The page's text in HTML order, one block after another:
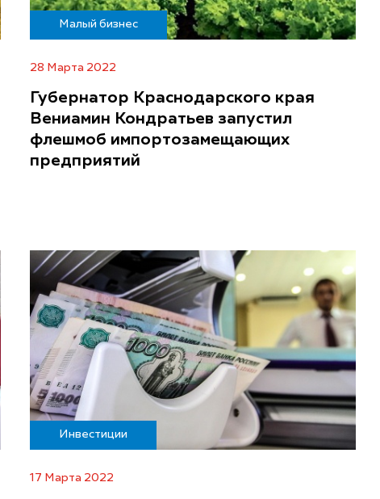
Малый бизнес
28 Марта 2022
Губернатор Краснодарского края
Вениамин Кондратьев запустил
флешмоб импортозамещающих
предприятий
Инвестиции
17 Марта 2022